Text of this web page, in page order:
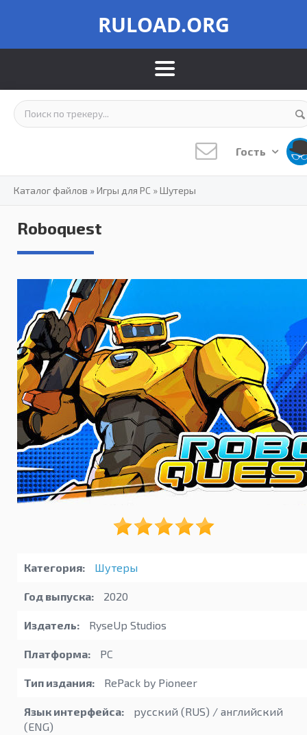
RULOAD.ORG
Гость
Каталог файлов »Игры для PC »Шутеры
Roboquest
Категория: Шутеры
Год выпуска: 2020
Издатель: RyseUp Studios
Платформа: PC
Тип издания: RePack by Pioneer
Язык интерфейса:
русский (RUS) / английский
(ENG)